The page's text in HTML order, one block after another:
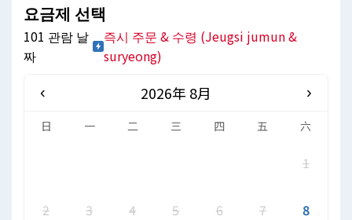
요금제 선택
101 관람 날
짜
즉시 주문 & 수령 (Jeugsi jumun &
suryeong)
‹ 2026年 8月 ›
日 一 二 三 四 五 六
1
2 3 4 5 6 7 8